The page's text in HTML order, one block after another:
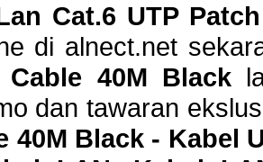
Cat.6 UTP
di alnect.net
Cable 40M Black
dan tawaran
40M Black - Kabel